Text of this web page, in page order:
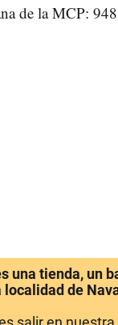
de la MCP:
una tienda, un
localidad de